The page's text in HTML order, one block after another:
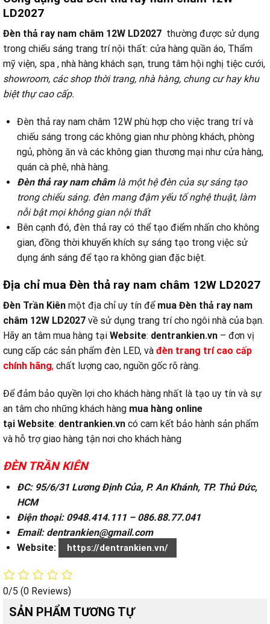
LD2027
Đèn thả ray nam châm 12W LD2027 thường được sử dụng
trong chiếu sáng trang trí nội thất: cửa hàng quần áo, Thẩm
mỹ viện, spa , nhà hàng khách sạn, trung tâm hội nghị tiệc cưới,
showroom, các shop thời trang, nhà hàng, chung cư hay khu
biệt thự cao cấp.
Đèn thả ray nam châm 12W phù hợp cho việc trang trí và
chiếu sáng trong các không gian như phòng khách, phòng
ngủ, phòng ăn và các không gian thương mại như cửa hàng,
quán cà phê, nhà hàng.
Đèn thả ray nam châmlà một hệ đèn của sự sáng tạo
trong chiếu sáng. đèn mang đậm yếu tố nghệ thuật, làm
nỗi bật mọi không gian nội thất
Bên cạnh đó, đèn thả ray có thể tạo điểm nhấn cho không
gian, đồng thời khuyến khích sự sáng tạo trong việc sử
dụng ánh sáng để tạo ra không gian đặc biệt.
Địa chỉ mua Đèn thả ray nam châm 12W LD2027
Đèn Trần Kiên một địa chỉ uy tín để mua Đèn thả ray nam
châm 12W LD2027 về sử dụng trang trí cho ngôi nhà của bạn.
Hãy an tâm mua hàng tại Website: dentrankien.vn – đơn vị
cung cấp các sản phẩm đèn LED, và đèn trang trí cao cấp
chính hãng, chất lượng cao, nguồn gốc rõ ràng.
Để đảm bảo quyền lợi cho khách hàng nhất là tạo uy tín và sự
an tâm cho những khách hàng mua hàng online
tại Website: dentrankien.vn có cam kết bảo hành sản phẩm
và hỗ trợ giao hàng tận nơi cho khách hàng
ĐÈN TRẦN KIÊN
ĐC: 95/6/31 Lương Định Của, P. An Khánh, TP. Thủ Đức,
HCM
Điện thoại: 0948.414.111 – 086.88.77.041
Email: dentrankien@gmail.com
Website:
https://dentrankien.vn/
0/5 (0 Reviews)
SẢN PHẨM TƯƠNG TỰ